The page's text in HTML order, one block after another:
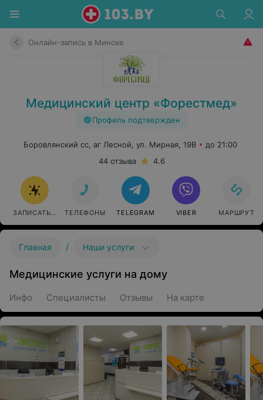
Онлайн-запись в Минске
Медицинский центр «Форестмед»
Профиль подтвержден
Боровлянский сс, аг Лесной, ул. Мирная, 19В
до 21:00
44 отзыва
4.6
ЗАПИСАТЬСЯ ОНЛАЙН
ТЕЛЕФОНЫ TELEGRAM VIBER МАРШРУТ
Главная / Наши услуги
Медицинские услуги на дому
Инфо Специалисты Отзывы На карте